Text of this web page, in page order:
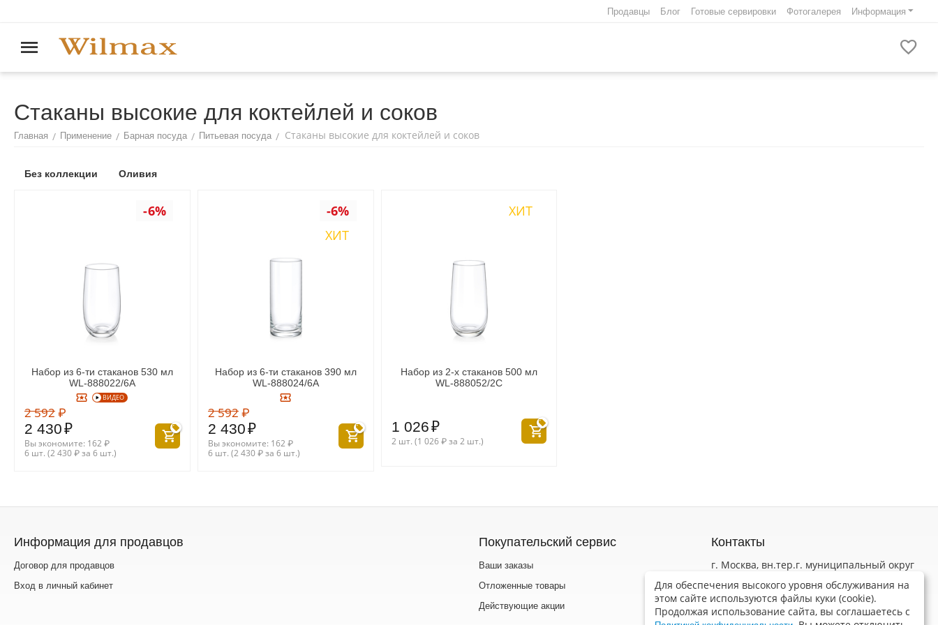
Продавцы Блог Готовые сервировки Фотогалерея Информация
Стаканы высокие для коктейлей и соков
Главная / Применение / Барная посуда / Питьевая посуда / Стаканы высокие для коктейлей и соков
Без коллекции Оливия
-6%
Набор из 6-ти стаканов 530 мл
WL‑888022/6A
ВИДЕО
2 592₽
2 430₽
Вы экономите: 162 ₽
6 шт. (2 430₽за 6 шт.)
-6%
ХИТ
Набор из 6-ти стаканов 390 мл
WL‑888024/6A
2 592₽
2 430₽
Вы экономите: 162 ₽
6 шт. (2 430₽за 6 шт.)
ХИТ
Набор из 2-х стаканов 500 мл
WL‑888052/2C
1 026₽
2 шт. (1 026₽за 2 шт.)
Информация для продавцов
Договор для продавцов
Вход в личный кабинет
Покупательский сервис
Ваши заказы
Отложенные товары
Действующие акции
Контакты
г. Москва, вн.тер.г. муниципальный округ
Пн-Пт 9.00 - 18.00
info@wilmax.ru
Для обеспечения высокого уровня обслуживания на
этом сайте используются файлы куки (cookie).
Продолжая использование сайта, вы соглашаетесь с